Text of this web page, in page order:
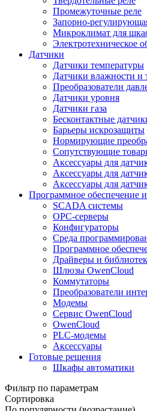
Промежуточные реле
Запорно-
Микроклимат для
Электротехническое
Датчики
Датчики температуры
Датчики влажности и
Преобразователи
Датчики уровня
Датчики газа
Бесконтактные
Барьеры искрозащиты
Нормирующие
Сопутствующие
Аксессуары для
Аксессуары для
Аксессуары для
Программное обеспечение и
SCADA системы
OPC-серверы
Конфигураторы
Среда
Программное
Драйверы и
Шлюзы OwenCloud
Коммутаторы
Преобразователи
Модемы
Сервис OwenCloud
OwenCloud
PLC-модемы
Аксессуары
Готовые решения
Шкафы автоматики
Фильтр по параметрам
Сортировка